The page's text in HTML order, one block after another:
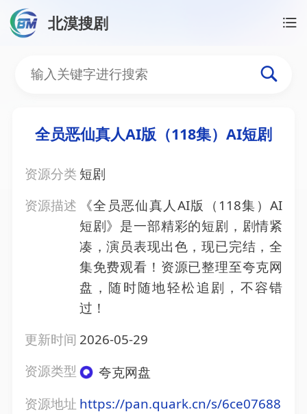
北漠搜剧
全员恶仙真人AI版（118
全员恶仙真人AI版（118集）AI短剧
资源分类 短剧
资源描述
《全员恶仙真人AI版（118集）AI
短剧》是一部精彩的短剧，剧情紧
凑，演员表现出色，现已完结，全
集免费观看！资源已整理至夸克网
盘，随时随地轻松追剧，不容错
过！
更新时间 2026-05-29
资源类型
夸克网盘
资源地址 https://pan.quark.cn/s/6ce07688